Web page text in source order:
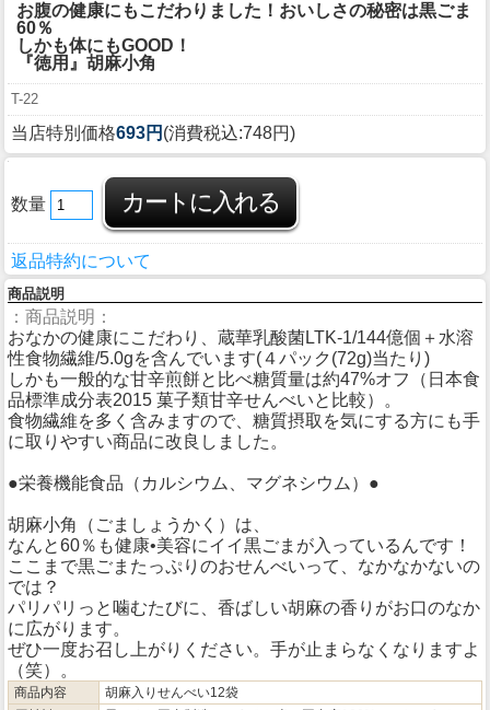
お腹の健康にもこだわりました！おいしさの秘密は黒ごま
60％
しかも体にもGOOD！
『徳用』胡麻小角
T-22
当店特別価格693円 (消費税込:748円)
数量
返品特約について
商品説明
：商品説明：
おなかの健康にこだわり、蔵華乳酸菌LTK-1/144億個＋水溶
性食物繊維/5.0gを含んでいます(４パック(72g)当たり)
しかも一般的な甘辛煎餅と比べ糖質量は約47%オフ（日本食
品標準成分表2015 菓子類甘辛せんべいと比較）。
食物繊維を多く含みますので、糖質摂取を気にする方にも手
に取りやすい商品に改良しました。
●栄養機能食品（カルシウム、マグネシウム）●
胡麻小角（ごましょうかく）は、
なんと60％も健康•美容にイイ黒ごまが入っているんです！
ここまで黒ごまたっぷりのおせんべいって、なかなかないの
では？
パリパリっと噛むたびに、香ばしい胡麻の香りがお口のなか
に広がります。
ぜひ一度お召し上がりください。手が止まらなくなりますよ
（笑）。
商品内容
胡麻入りせんべい12袋